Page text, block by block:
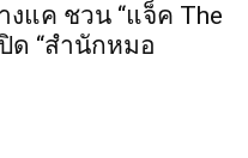
งแค ชวน “แจ็ค The
ด “สำนักหมอ